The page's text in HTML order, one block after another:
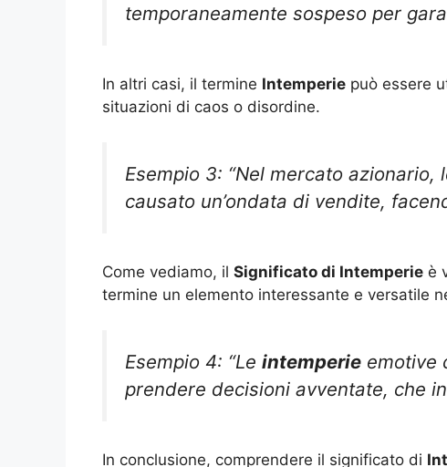
temporaneamente sospeso per
In altri casi, il termine Intemperie può essere
situazioni di caos o disordine.
Esempio 3: “Nel mercato azionario,
causato un’ondata di vendite,
Come vediamo, il Significato di Intemperie è
termine un elemento interessante e versatile
Esempio 4: “Le intemperie emotive
prendere decisioni avventate, che
In conclusione, comprendere il significato di